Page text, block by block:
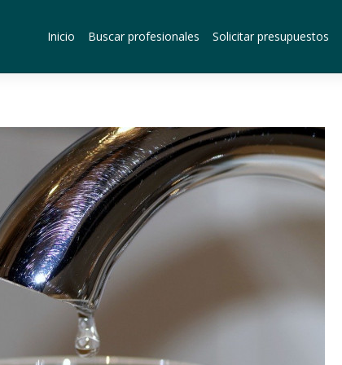
Inicio Buscar profesionales Solicitar presupuestos